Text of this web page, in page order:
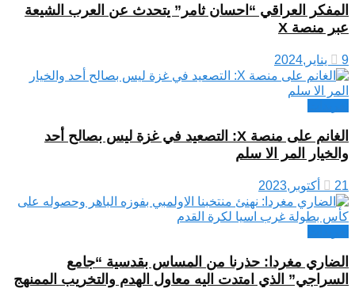
المفكر العراقي “احسان ثامر” يتحدث عن العرب الشيعة
عبر منصة X
9 يناير,2024
الغانم على منصة X: التصعيد في غزة ليس بصالح أحد
والخيار المر الا سلم
21 أكتوبر,2023
الضاري مغردا: حذرنا من المساس بقدسية “جامع
السراجي” الذي امتدت اليه معاول الهدم والتخريب الممنهج